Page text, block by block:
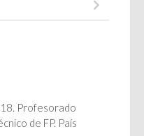
Profesorado
de FP. País